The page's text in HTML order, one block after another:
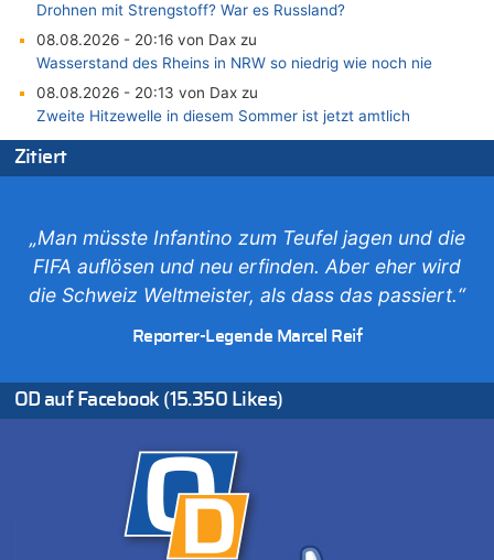
Drohnen mit Strengstoff? War es Russland?
08.08.2026 - 20:16 von Dax zu
Wasserstand des Rheins in NRW so niedrig wie noch nie
08.08.2026 - 20:13 von Dax zu
Zweite Hitzewelle in diesem Sommer ist jetzt amtlich
08.08.2026 - 20:09 von Dax zu
Zweite Hitzewelle in diesem Sommer ist jetzt amtlich
08.08.2026 - 19:00 von Peter G zu
Leipzig, Mechernich und die Frage: Wer steckt hinter den
Drohnen mit Strengstoff? War es Russland?
08.08.2026 - 18:48 von Marcel Scholzen Eimerscheid zu
Leipzig, Mechernich und die Frage: Wer steckt hinter den
08.08.2026 - 18:41 von JoKrings zu
Leipzig, Mechernich und die Frage: Wer steckt hinter den
08.08.2026 - 18:39 von JoKrings zu
Leipzig, Mechernich und die Frage: Wer steckt hinter den
Drohnen mit Strengstoff? War es Russland?
08.08.2026 - 18:07 von Hubert F. zu
Zitiert
„Man müsste Infantino zum Teufel jagen und die
FIFA auflösen und neu erfinden. Aber eher wird
die Schweiz Weltmeister, als dass das passiert.“
Reporter-Legende Marcel Reif
OD auf Facebook (15.350 Likes)